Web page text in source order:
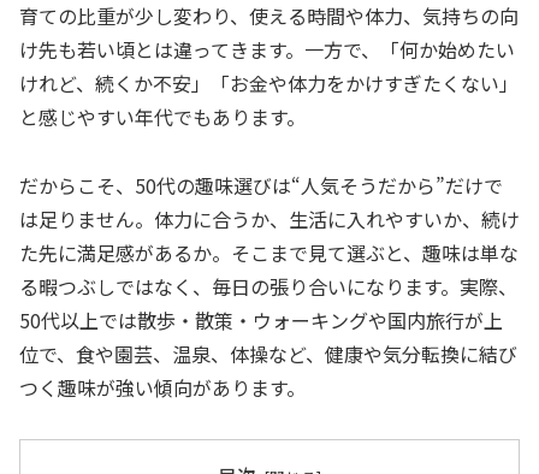
育ての比重が少し変わり、使える時間や体力、気持ちの向
け先も若い頃とは違ってきます。一方で、「何か始めたい
けれど、続くか不安」「お金や体力をかけすぎたくない」
と感じやすい年代でもあります。
だからこそ、50代の趣味選びは“人気そうだから”だけで
は足りません。体力に合うか、生活に入れやすいか、続け
た先に満足感があるか。そこまで見て選ぶと、趣味は単な
る暇つぶしではなく、毎日の張り合いになります。実際、
50代以上では散歩・散策・ウォーキングや国内旅行が上
位で、食や園芸、温泉、体操など、健康や気分転換に結び
つく趣味が強い傾向があります。